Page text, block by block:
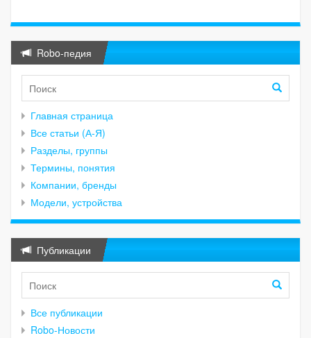
Robo-педия
Главная страница
Все статьи (А-Я)
Разделы, группы
Термины, понятия
Компании, бренды
Модели, устройства
Публикации
Все публикации
Robo-Новости